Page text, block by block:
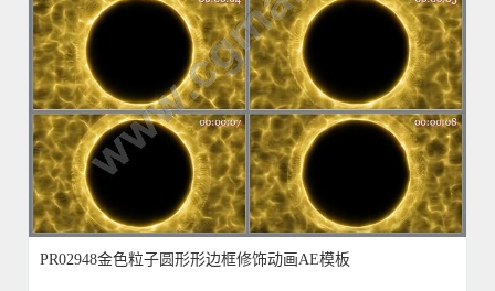
PR02948金色粒子圆形形边框修饰动画AE模板